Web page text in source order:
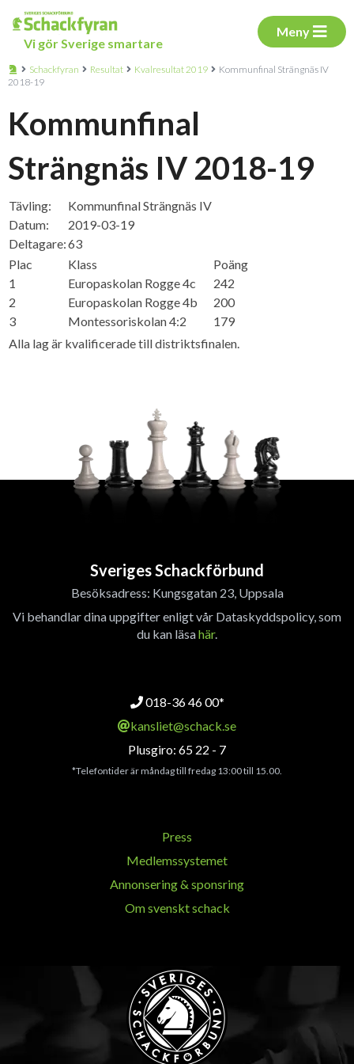
Vi gör Sverige smartare
Meny
Schackfyran Resultat Kvalresultat 2019
Kommunfinal Strängnäs IV
2018-19
Kommunfinal
Strängnäs IV 2018-19
Tävling:
Kommunfinal Strängnäs IV
Datum:
2019-03-19
Deltagare:63
Plac
Klass
Poäng
1
Europaskolan Rogge 4c
242
2
Europaskolan Rogge 4b
200
3
Montessoriskolan 4:2
179
Alla lag är kvalificerade till distriktsfinalen.
Sveriges Schackförbund
Besöksadress: Kungsgatan 23, Uppsala
Vi behandlar dina uppgifter enligt vår Dataskyddspolicy, som
du kan läsahär.
018-36 46 00*
kansliet@schack.se
Plusgiro: 65 22 - 7
*Telefontider är måndag till fredag 13:00 till 15.00.
Press
Medlemssystemet
Annonsering & sponsring
Om svenskt schack